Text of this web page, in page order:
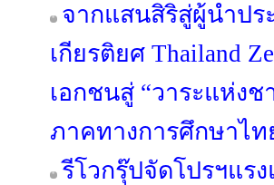
จากแสนสิริสู่ผู้นำปร
เกียรติยศ Thailand
เอกชนสู่ “วาระแห่ง
ภาคทางการศึกษาไท
รีโวกรุ๊ปจัดโปรฯแร